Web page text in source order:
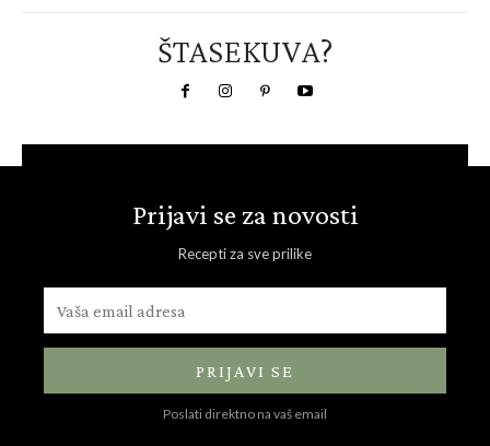
ŠTASEKUVA?
Prijavi se za novosti
Recepti za sve prilike
PRIJAVI SE
Poslati direktno na vaš email